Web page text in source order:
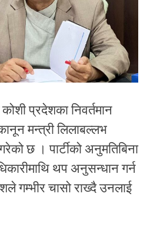
प्रदेशका निवर्तमान
मन्त्री लिलाबल्लभ
छ । पार्टीको अनुमतिबिना
थप अनुसन्धान गर्न
गम्भीर चासो राख्दै उनलाई